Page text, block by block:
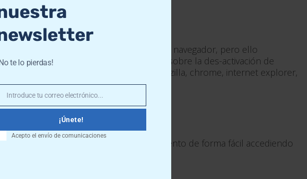
equipo mediante la configuración de su navegador, pero ello
ser defectuosa. Para más información sobre la des-activación de
navegadores más usados (firefoxmozilla, chrome, internet explorer,
usuario podrá revocar el consentimiento de forma fácil accediendo
te lo pierdas!
Email
Introduce tu correo electrónico...
¡Únete!
Acepto el envío de comunicaciones